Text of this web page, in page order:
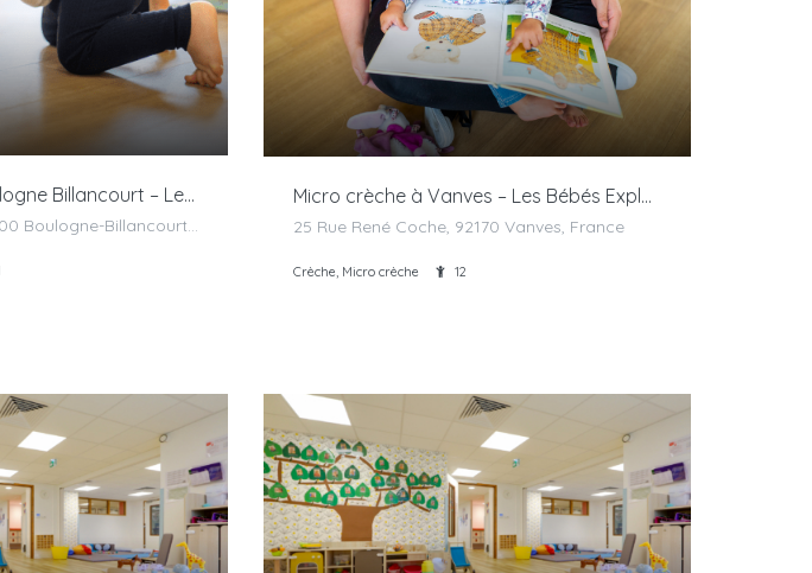
Micro crèche à Boulogne Billancourt – Les Bébés Explorateurs
13 Rue de l'Église, 92100 Boulogne-Billancourt, France
Micro crèche à Vanves – Les Bébés Explorateurs
25 Rue René Coche, 92170 Vanves, France
Crèche, Micro crèche 12